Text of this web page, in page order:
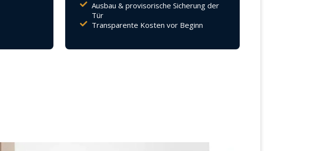
Ausbau & provisorische Sicherung der
Tür
Transparente Kosten vor Beginn